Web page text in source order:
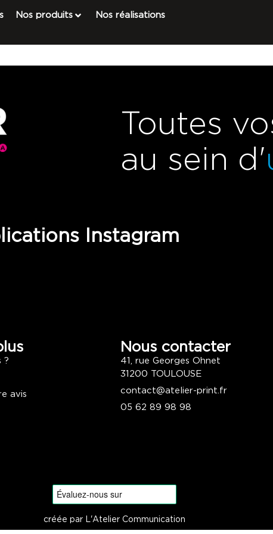
Nos produits Nos réalisations
Toutes
au sein d'
Instagram
?
avis
Nous contacter
41, rue Georges Ohnet
31200 TOULOUSE
contact@atelier-print.fr
05 62 89 98 98
créée par L'Atelier Communication